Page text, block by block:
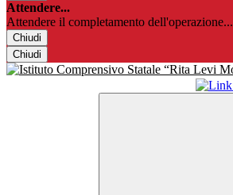
Attendere...
Attendere il completamento dell'operazione...
Chiudi
Chiudi